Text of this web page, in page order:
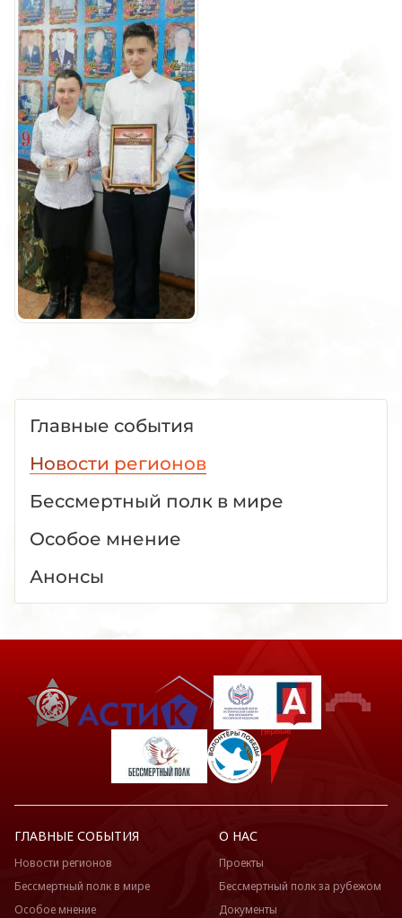
Главные события
Новости регионов
Бессмертный полк в мире
Особое мнение
Анонсы
ГЛАВНЫЕ СОБЫТИЯ
Новости регионов
Бессмертный полк в мире
Особое мнение
О НАС
Проекты
Бессмертный полк за рубежом
Документы